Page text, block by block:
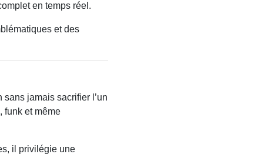
en temps réel.
et des
jamais sacrifier l’un
funk et même
il privilégie une